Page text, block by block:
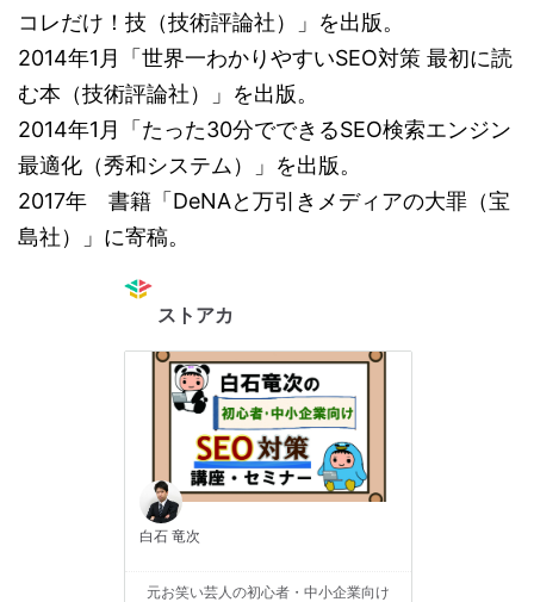
コレだけ！技（技術評論社）」を出版。
2014年1月「世界一わかりやすいSEO対策 最初に読
む本（技術評論社）」を出版。
2014年1月「たった30分でできるSEO検索エンジン
最適化（秀和システム）」を出版。
2017年 書籍「DeNAと万引きメディアの大罪（宝
島社）」に寄稿。
ストアカ
白石 竜次
元お笑い芸人の初心者・中小企業向け